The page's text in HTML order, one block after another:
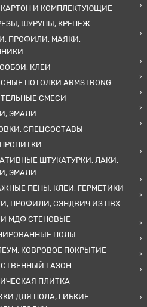
И КОМПЛЕКТУЮЩИЕ
ШУРУПЫ, КРЕПЕЖ
ПРОФИЛИ, МАЯКИ,
КЛЕИ
ПОТОЛКИ ARMSTRONG
СМЕСИ
ЭМАЛИ
СПЕЦСОСТАВЫ
ШТУКАТУРКИ, ЛАКИ,
ЭМАЛИ
ПЕНЫ, КЛЕИ, ГЕРМЕТИКИ
ПРОФИЛИ, СЭНДВИЧ ИЗ ПВХ
МДФ СТЕНОВЫЕ
ПОЛЫ
КОВРОВОЕ ПОКРЫТИЕ
ГАЗОН
ПЛИТКА
ДЛЯ ПОЛА, ГИБКИЕ